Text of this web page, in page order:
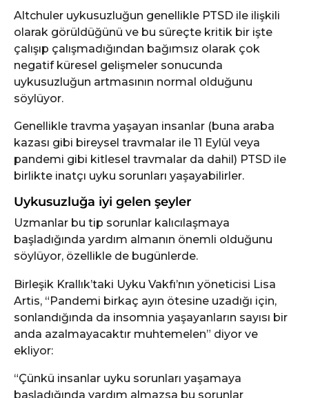
Altchuler uykusuzluğun genellikle PTSD ile ilişkili
olarak görüldüğünü ve bu süreçte kritik bir işte
çalışıp çalışmadığından bağımsız olarak çok
negatif küresel gelişmeler sonucunda
uykusuzluğun artmasının normal olduğunu
söylüyor.
Genellikle travma yaşayan insanlar (buna araba
kazası gibi bireysel travmalar ile 11 Eylül veya
pandemi gibi kitlesel travmalar da dahil) PTSD ile
birlikte inatçı uyku sorunları yaşayabilirler.
Uykusuzluğa iyi gelen şeyler
Uzmanlar bu tip sorunlar kalıcılaşmaya
başladığında yardım almanın önemli olduğunu
söylüyor, özellikle de bugünlerde.
Birleşik Krallık’taki Uyku Vakfı’nın yöneticisi Lisa
Artis, “Pandemi birkaç ayın ötesine uzadığı için,
sonlandığında da insomnia yaşayanların sayısı bir
anda azalmayacaktır muhtemelen” diyor ve
ekliyor:
“Çünkü insanlar uyku sorunları yaşamaya
başladığında yardım almazsa bu sorunlar